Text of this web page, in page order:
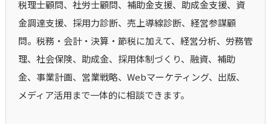
税理士顧問、社労士顧問、補助金支援、助成金支援、資
金調達支援、採用力診断、売上導線診断、経営参謀顧
問。税務・会計・決算・節税に加えて、経営分析、労務管
理、社会保険、助成金、採用体制づくり、融資、補助
金、事業計画、営業戦略、Webマーケティング、出版、
メディア活用まで一体的に相談できます。